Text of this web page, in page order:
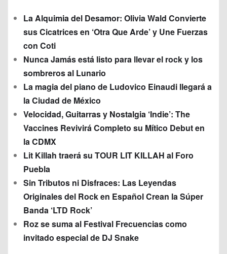
La Alquimia del Desamor: Olivia Wald Convierte
sus Cicatrices en ‘Otra Que Arde’ y Une Fuerzas
con Coti
Nunca Jamás está listo para llevar el rock y los
sombreros al Lunario
La magia del piano de Ludovico Einaudi llegará a
la Ciudad de México
Velocidad, Guitarras y Nostalgia ‘Indie’: The
Vaccines Revivirá Completo su Mítico Debut en
la CDMX
Lit Killah traerá su TOUR LIT KILLAH al Foro
Puebla
Sin Tributos ni Disfraces: Las Leyendas
Originales del Rock en Español Crean la Súper
Banda ‘LTD Rock’
Roz se suma al Festival Frecuencias como
invitado especial de DJ Snake